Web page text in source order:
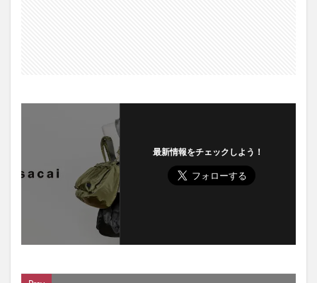
最新情報をチェックしよう！